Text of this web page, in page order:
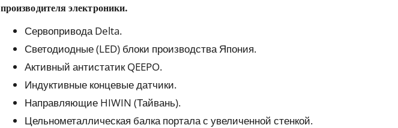
производителя электроники.
Сервопривода Delta.
Светодиодные (LED) блоки производства Япония.
Активный антистатик QEEPO.
Индуктивные концевые датчики.
Направляющие HIWIN (Тайвань).
Цельнометаллическая балка портала с увеличенной стенкой.